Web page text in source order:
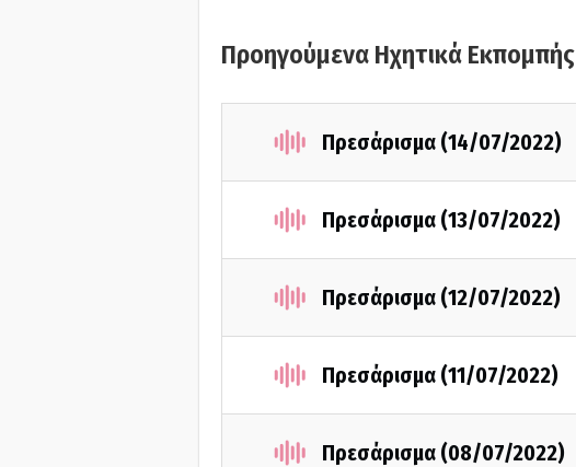
Προηγούμενα Ηχητικά Εκπομπής
Πρεσάρισμα (14/07/2022)
Πρεσάρισμα (13/07/2022)
Πρεσάρισμα (12/07/2022)
Πρεσάρισμα (11/07/2022)
Πρεσάρισμα (08/07/2022)